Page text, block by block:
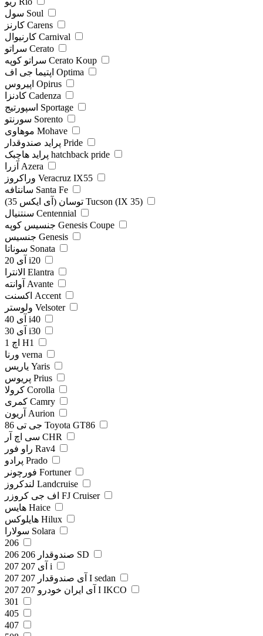
سول Soul
کارنز Carens
کارنیوال Carnival
سراتو Cerato
سراتو کوپه Cerato Koup
اپتیما جی اف Optima
اپیروس Opirus
کادنزا Cadenza
اسپورتیج Sportage
سورنتو Sorento
موهاوی Mohave
پراید صندوقدار Pride
پراید هاچبک hatchback pride
آزرا Azera
وراکروز Veracruz IX55
سانتافه Santa Fe
توسان (آی ایکس 35) Tucson (IX 35)
سنتنیال Centennial
جنسیس کوپه Genesis Coupe
جنسیس Genesis
سوناتا Sonata
آی 20 i20
الانترا Elantra
آوانته Avante
اکسنت Accent
ولوستر Velsoter
آی 40 i40
آی 30 i30
اچ 1 H1
ورنا verna
یاریس Yaris
پریوس Prius
کرولا Corolla
کمری Camry
آریون Aurion
جی تی 86 Toyota GT86
سی اچ آر CHR
راو فور Rav4
پرادو Prado
فورچونر Fortuner
لندکروز Landcruise
اف جی کروزر FJ Cruiser
هایس Haice
هایلوکس Hilux
سولارا Solara
206
206 صندوقدار 206 SD
207 آی 207 i
207 آی صندوقدار 207 I sedan
207 آی ایران خودرو 207 I IKCO
301
405
407